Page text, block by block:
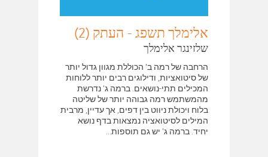
אלימלך תשפג - העתק (2)
שלזינגר אלימלך
הרחבה של רמה ב' הכוללת מגוון גדול יותר
של סיטואציות, ודילוגים רבים יותר ללוחות
המכילים תתי-נושאים. ברמה ג' נדרשת
מהמשתמש רמה גבוהה יותר של שליטה
בלוח ויכולת ניווט בין דפים, אך עדיין, מרבית
המילים לסיטואציה נמצאות בדף נושא
יחיד. ברמה ג' יש גם תוספות...